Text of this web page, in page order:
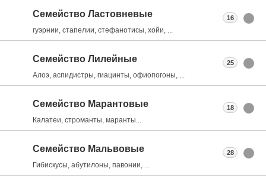
Семейство Ластовневые
гуэрнии, стапелии, стефанотисы, хойи, ...
16
Семейство Лилейные
Алоэ, аспидистры, гиацинты, офиопогоны, ...
25
Семейство Марантовые
Калатеи, строманты, маранты...
18
Семейство Мальвовые
Гибискусы, абутилоны, павонии, ...
28